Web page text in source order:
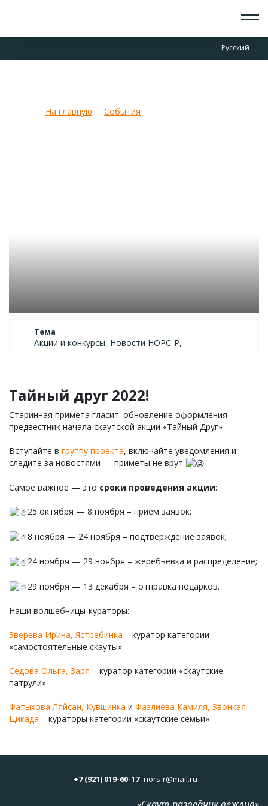
Русский
ДОКУМЕНТЫ
На главную События
Тема
Акции и конкурсы, Новости НОРС-Р,
Тайный друг 2022!
Старинная примета гласит: обновление оформления —
предвестник начала скаутской акции «Тайный Друг»
Вступайте в группу проекта, включайте уведомления и
следите за новостями — приметы не врут
Самое важное — это сроки проведения акции:
25 октября — 8 ноября – прием заявок;
8 ноября — 24 ноября – подтверждение заявок;
24 ноября — 29 ноября – жеребьевка и распределение;
29 ноября — 13 декабря – отправка подарков.
Наши волшебницы-кураторы:
Зверева Ирина, Ястребинка – куратор категории
«самостоятельные скауты»
Седова Ольга, Заря – куратор категории «скаутские
патрули»
Фатыхова Ляйсан, Кувшинка и Фазлиева Камиля, Звонкая
Цикада – кураторы категории «скаутские семьи»
+7 (921) 019-60-17 nors-r@mail.ru